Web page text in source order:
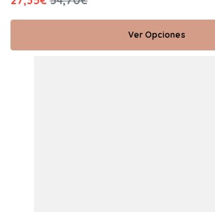
Ver Opciones